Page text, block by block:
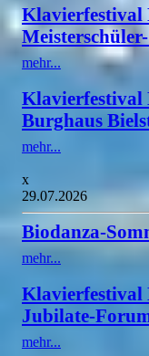
Klavierfestival
mehr...
Klavierfestival
Burghaus
mehr...
x
29.07.2026
Biodanza-
mehr...
Klavierfestival
Jubilate-
mehr...